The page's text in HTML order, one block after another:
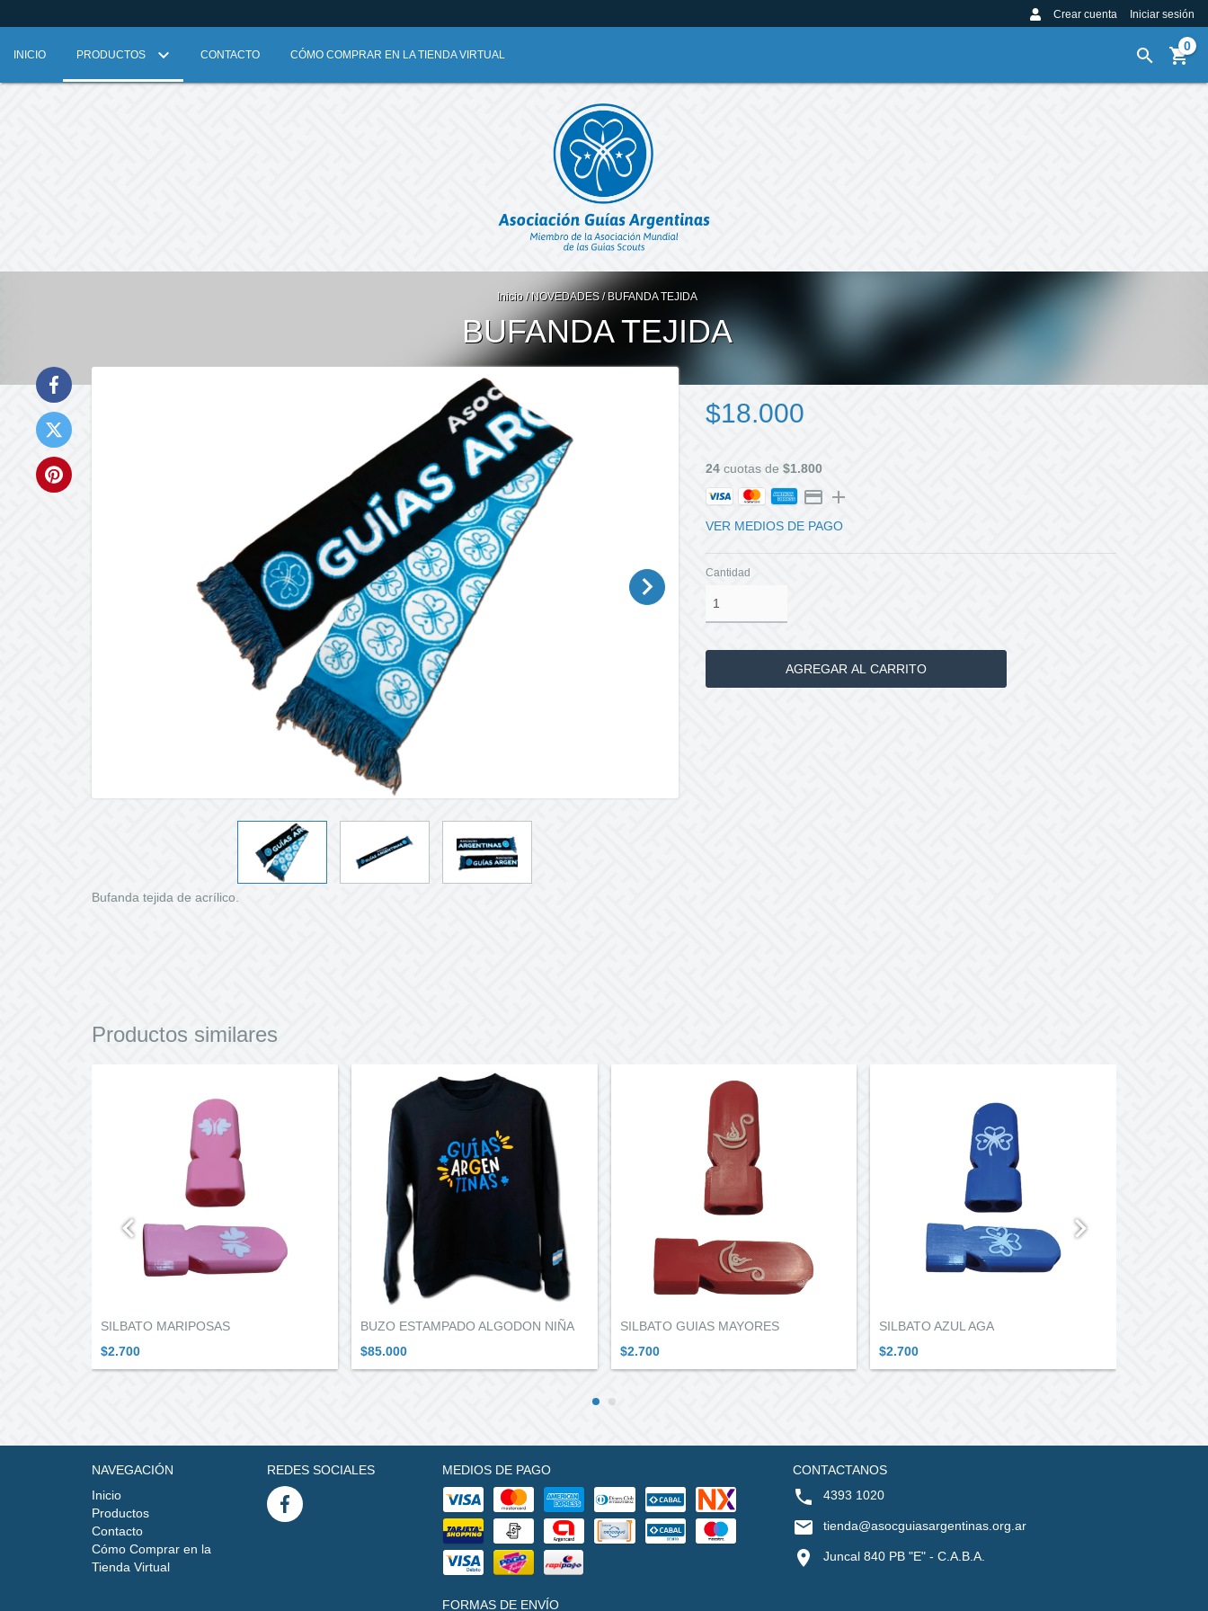
Crear cuenta Iniciar sesión
INICIO PRODUCTOS CONTACTO CÓMO COMPRAR EN LA TIENDA VIRTUAL
0
Inicio / NOVEDADES / BUFANDA TEJIDA
BUFANDA TEJIDA
$18.000
24cuotas de $1.800
VER MEDIOS DE PAGO
Cantidad
Bufanda tejida de acrílico.
Productos similares
SILBATO MARIPOSAS
$2.700
BUZO ESTAMPADO ALGODON NIÑA
$85.000
SILBATO GUIAS MAYORES
$2.700
SILBATO AZUL AGA
$2.700
NAVEGACIÓN
Inicio
Productos
Contacto
Cómo Comprar en la
Tienda Virtual
REDES SOCIALES MEDIOS DE PAGO
FORMAS DE ENVÍO
CONTACTANOS
4393 1020
tienda@asocguiasargentinas.org.ar
Juncal 840 PB "E" - C.A.B.A.